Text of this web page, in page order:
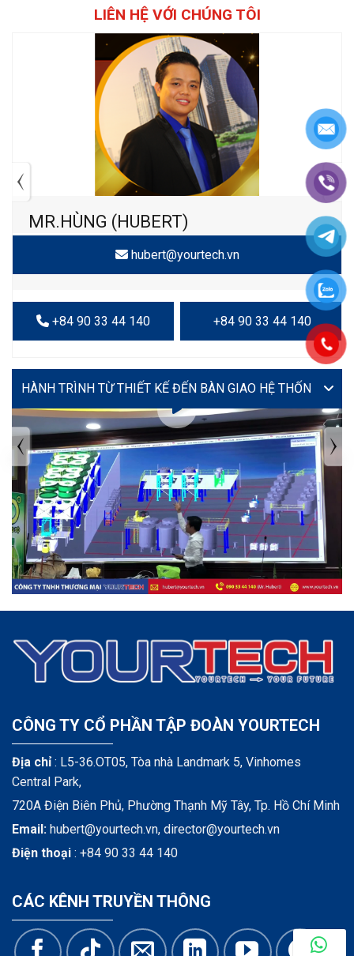
LIÊN HỆ VỚI CHÚNG TÔI
MR.HÙNG (HUBERT)
hubert@yourtech.vn
+84 90 33 44 140 +84 90 33 44 140
VIDEO
TIN TỨC MỚI NHẤT
Tuyển dụng: Nhân viên KẾ TOÁN
CÔNG TY CỔ PHẦN TẬP ĐOÀN YOURTECH
Địa chỉ: L5-36.OT05, Tòa nhà Landmark 5, Vinhomes
Central Park,
720A Điện Biên Phủ, Phường Thạnh Mỹ Tây, Tp. Hồ Chí Minh
Email: hubert@yourtech.vn, director@yourtech.vn
Điện thoại : +84 90 33 44 140
CÁC KÊNH TRUYỀN THÔNG